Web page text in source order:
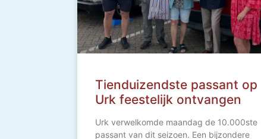
Tienduizendste passant op
Urk feestelijk ontvangen
Urk verwelkomde maandag de 10.000ste
passant van dit seizoen. Een bijzondere